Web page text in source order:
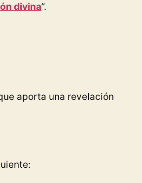
divina”.
aporta una revelación